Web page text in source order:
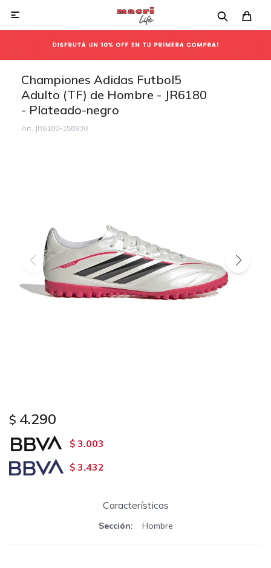

Championes Adidas Futbol5
Adulto (TF) de Hombre - JR6180
- Plateado-negro
JR6180-158930
$ 4.290
$ 3.003
$ 3.432
Características
Sección Hombre